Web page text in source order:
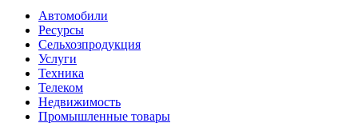
Автомобили
Ресурсы
Сельхозпродукция
Услуги
Техника
Телеком
Недвижимость
Промышленные товары